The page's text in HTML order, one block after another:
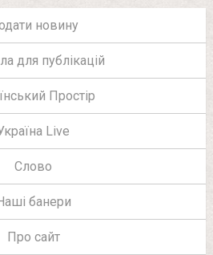
новину
для публікацій
Простір
Live
Слово
банери
Про сайт